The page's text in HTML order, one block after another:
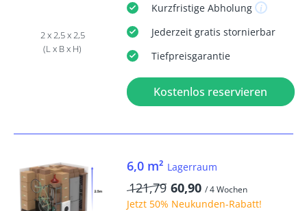
2 x 2,5 x 2,5
(L x B x H)
KurzfristigeAbholung
Jederzeit gratis stornierbar
Tiefpreisgarantie
Kostenlos reservieren
6,0 m² Lagerraum
121,79 60,90 / 4 Wochen
Jetzt 50% Neukunden-Rabatt!